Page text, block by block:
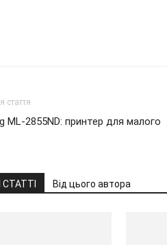
стаття
ML-2855ND: принтер для малого
Від цього автора